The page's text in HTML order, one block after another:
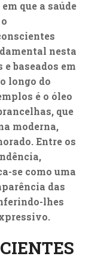
que a saúde
nesta
baseados em
longo do
é o óleo
que
moderna,
Entre os
se como uma
das
lhes